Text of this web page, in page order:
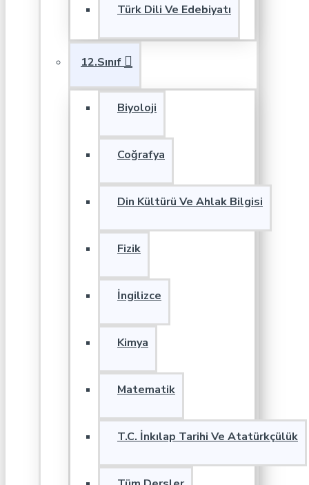
Türk Dili Ve Edebiyatı
12.Sınıf
Biyoloji
Coğrafya
Din Kültürü Ve Ahlak Bilgisi
Fizik
İngilizce
Kimya
Matematik
T.C. İnkılap Tarihi Ve Atatürkçülük